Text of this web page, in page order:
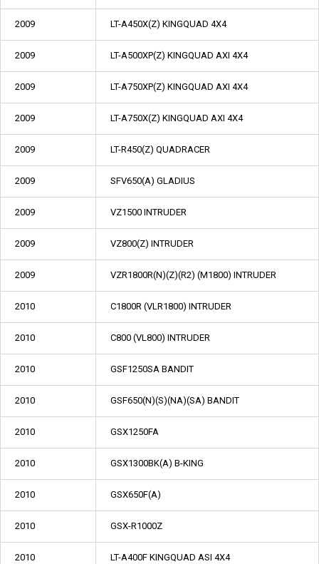
2009 LT-A450X(Z) KINGQUAD 4X4
2009 LT-A500XP(Z) KINGQUAD AXI 4X4
2009 LT-A750XP(Z) KINGQUAD AXI 4X4
2009 LT-A750X(Z) KINGQUAD AXI 4X4
2009 LT-R450(Z) QUADRACER
2009 SFV650(A) GLADIUS
2009 VZ1500 INTRUDER
2009 VZ800(Z) INTRUDER
2009 VZR1800R(N)(Z)(R2) (M1800) INTRUDER
2010 C1800R (VLR1800) INTRUDER
2010 C800 (VL800) INTRUDER
2010 GSF1250SA BANDIT
2010 GSF650(N)(S)(NA)(SA) BANDIT
2010 GSX1250FA
2010 GSX1300BK(A) B-KING
2010 GSX650F(A)
2010 GSX-R1000Z
2010 LT-A400F KINGQUAD ASI 4X4